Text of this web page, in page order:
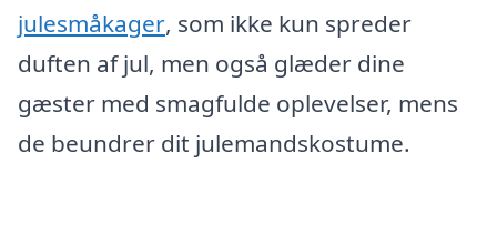
julesmåkager, som ikke kun spreder
duften af jul, men også glæder dine
gæster med smagfulde oplevelser, mens
de beundrer dit julemandskostume.